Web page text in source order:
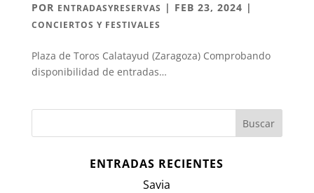
POR ENTRADASYRESERVAS | FEB 23, 2024 |
CONCIERTOS Y FESTIVALES
Plaza de Toros Calatayud (Zaragoza) Comprobando
disponibilidad de entradas…
ENTRADAS RECIENTES
Savia